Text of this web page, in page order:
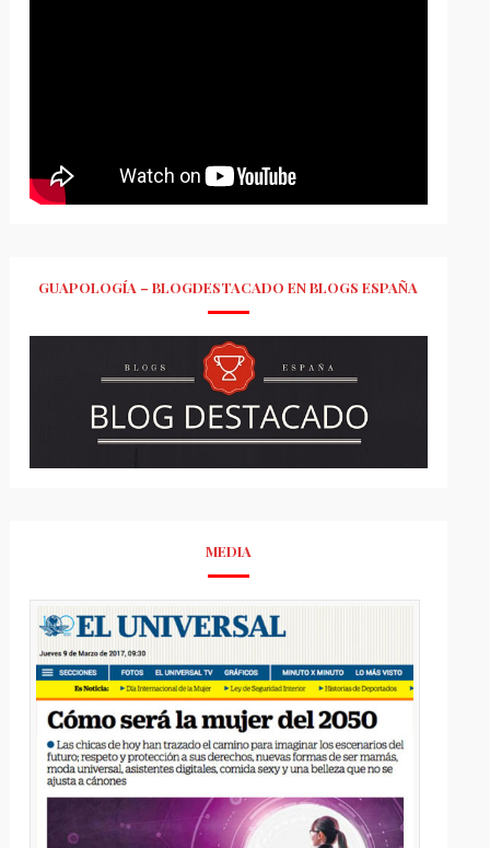
GUAPOLOGÍA – BLOGDESTACADO EN BLOGS ESPAÑA
MEDIA